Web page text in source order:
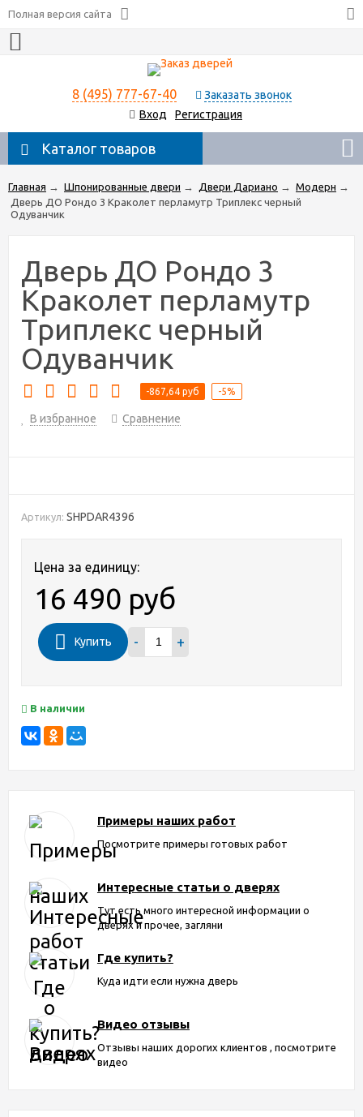
Полная версия сайта
8 (495) 777-67-40
Заказать звонок
Вход
Регистрация
Каталог товаров
Главная → Шпонированные двери → Двери Дариано → Модерн →
Дверь ДО Рондо 3 Краколет перламутр Триплекс черный
Одуванчик
Дверь ДО Рондо 3
Краколет перламутр
Триплекс черный
Одуванчик
-867,64 руб -5%
В избранное Сравнение
Артикул: SHPDAR4396
Цена за единицу:
16 490 руб
Купить - +
В наличии
Примеры наших работ
Посмотрите примеры готовых работ
Интересные статьи о дверях
Тут есть много интересной информации о
дверях и прочее, загляни
Где купить?
Куда идти если нужна дверь
Видео отзывы
Отзывы наших дорогих клиентов , посмотрите
видео